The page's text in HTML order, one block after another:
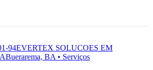
94EVERTEX SOLUCOES EM
Buerarema, BA • Serviços